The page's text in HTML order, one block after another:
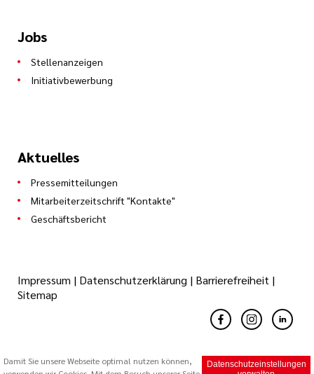
Jobs
Stellenanzeigen
Initiativbewerbung
Aktuelles
Pressemitteilungen
Mitarbeiterzeitschrift "Kontakte"
Geschäftsbericht
Impressum | Datenschutzerklärung | Barrierefreiheit |
Sitemap
Datenschutzeinstellungen
Damit Sie unsere Webseite optimal nutzen können,